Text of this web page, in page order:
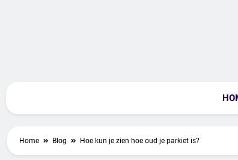
Home Blog Hoe kun je zien hoe oud je parkiet is?